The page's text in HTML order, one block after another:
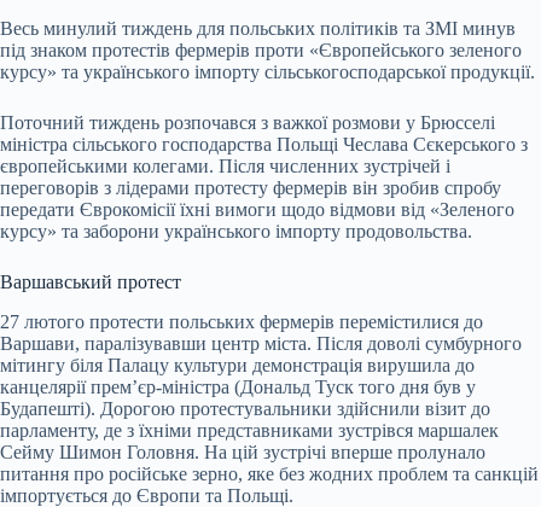
Весь минулий тиждень для польських політиків та ЗМІ минув
під знаком протестів фермерів проти «Європейського зеленого
курсу» та українського імпорту сільськогосподарської продукції.
Поточний тиждень розпочався з важкої розмови у Брюсселі
міністра сільського господарства Польщі Чеслава Сєкерського з
європейськими колегами. Після численних зустрічей і
переговорів з лідерами протесту фермерів він зробив спробу
передати Єврокомісії їхні вимоги щодо відмови від «Зеленого
курсу» та заборони українського імпорту продовольства.
Варшавський протест
27 лютого протести польських фермерів перемістилися до
Варшави, паралізувавши центр міста. Після доволі сумбурного
мітингу біля Палацу культури демонстрація вирушила до
канцелярії премʼєр-міністра (Дональд Туск того дня був у
Будапешті). Дорогою протестувальники здійснили візит до
парламенту, де з їхніми представниками зустрівся маршалек
Сейму Шимон Головня. На цій зустрічі вперше пролунало
питання про російське зерно, яке без жодних проблем та санкцій
імпортується до Європи та Польщі.